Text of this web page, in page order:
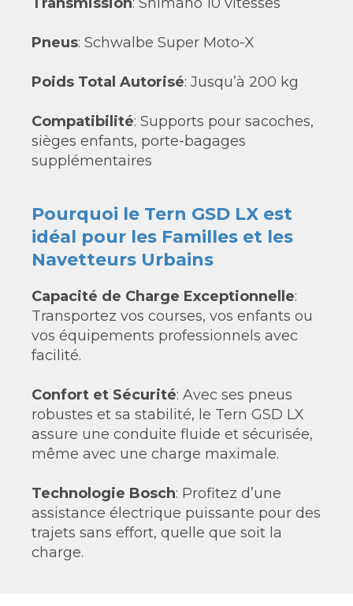
Pneus: Schwalbe Super Moto-X
Poids Total Autorisé: Jusqu’à 200 kg
Compatibilité: Supports pour sacoches,
sièges enfants, porte-bagages
supplémentaires
Pourquoi le Tern GSD LX est
idéal pour les Familles et les
Navetteurs Urbains
Capacité de Charge Exceptionnelle:
Transportez vos courses, vos enfants ou
vos équipements professionnels avec
facilité.
Confort et Sécurité: Avec ses pneus
robustes et sa stabilité, le Tern GSD LX
assure une conduite fluide et sécurisée,
même avec une charge maximale.
Technologie Bosch: Profitez d’une
assistance électrique puissante pour des
trajets sans effort, quelle que soit la
charge.